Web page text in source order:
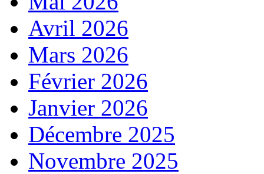
Avril 2026
Mars 2026
Février 2026
Janvier 2026
Décembre 2025
Novembre 2025